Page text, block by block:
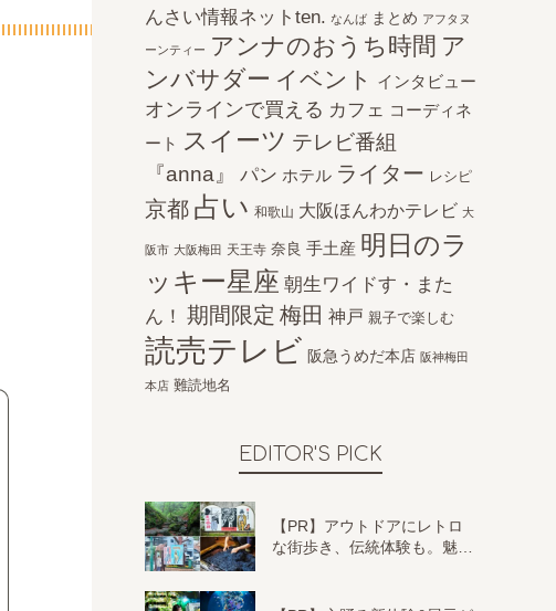
んさい情報ネットten. なんば まとめ アフタヌ
ーンティー アンナのおうち時間 ア
ンバサダー イベント インタビュー
オンラインで買える カフェ コーディネ
ート
スイーツ テレビ番組
『anna』
パン ホテル ライター レシピ
京都 占い 和歌山 大阪ほんわかテレビ 大
阪市 大阪梅田 天王寺 奈良 手土産 明日のラ
ッキー星座 朝生ワイドす・また
ん！ 期間限定 梅田 神戸 親子で楽しむ
読売テレビ 阪急うめだ本店 阪神梅田
本店 難読地名
EDITOR'S PICK
【PR】アウトドアにレトロ
な街歩き、伝統体験も。魅…